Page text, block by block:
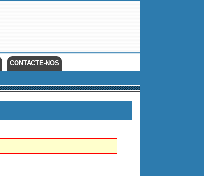
CONTACTE-NOS